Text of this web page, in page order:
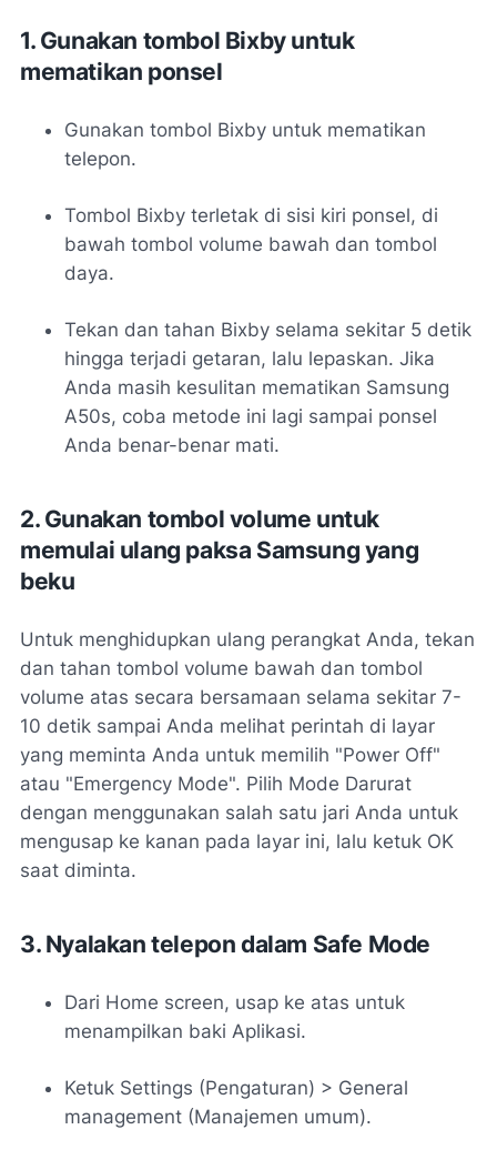
1. Gunakan tombol Bixby untuk
mematikan ponsel
Gunakan tombol Bixby untuk mematikan
telepon.
Tombol Bixby terletak di sisi kiri ponsel, di
bawah tombol volume bawah dan tombol
daya.
Tekan dan tahan Bixby selama sekitar 5 detik
hingga terjadi getaran, lalu lepaskan. Jika
Anda masih kesulitan mematikan Samsung
A50s, coba metode ini lagi sampai ponsel
Anda benar-benar mati.
2. Gunakan tombol volume untuk
memulai ulang paksa Samsung yang
beku
Untuk menghidupkan ulang perangkat Anda, tekan
dan tahan tombol volume bawah dan tombol
volume atas secara bersamaan selama sekitar 7-
10 detik sampai Anda melihat perintah di layar
yang meminta Anda untuk memilih "Power Off"
atau "Emergency Mode". Pilih Mode Darurat
dengan menggunakan salah satu jari Anda untuk
mengusap ke kanan pada layar ini, lalu ketuk OK
saat diminta.
3. Nyalakan telepon dalam Safe Mode
Dari Home screen, usap ke atas untuk
menampilkan baki Aplikasi.
Ketuk Settings (Pengaturan) > General
management (Manajemen umum).